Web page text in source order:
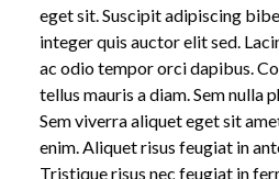
eget sit. Suscipit adipiscing
integer quis auctor elit sed.
ac odio tempor orci dapibus.
tellus mauris a diam. Sem nulla
Sem viverra aliquet eget sit
enim. Aliquet risus feugiat in
Tristique risus nec feugiat in